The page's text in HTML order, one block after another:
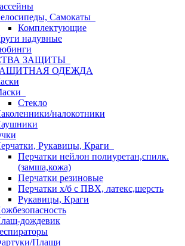
Самокаты
Комплектующие
надувные
ЗАЩИТЫ
ОДЕЖДА
Стекло
налокотники
Рукавицы, Краги
Перчатки нейлон полиуретан,спилк.
(замша,кожа)
Перчатки резиновые
Перчатки х/б с ПВХ, латекс,шерсть
Рукавицы, Краги
дождевик
Плащи